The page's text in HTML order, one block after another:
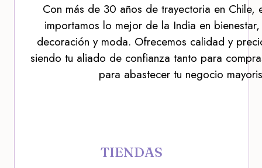
Con más de 30 años de trayectoria en Chile,
importamos lo mejor de la India en
decoración y moda. Ofrecemos calidad y
siendo tu aliado de confianza tanto para
para abastecer tu negocio
TIENDAS